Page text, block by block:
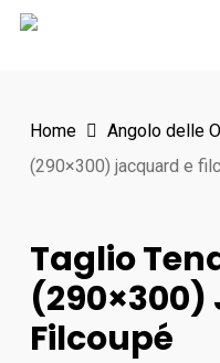
Skip
Home Angolo delle
(290×300) jacquard e
Taglio
(290×300)
Filcoupé